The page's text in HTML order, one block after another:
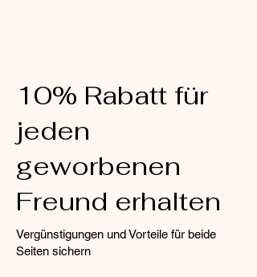
10% Rabatt für
jeden
geworbenen
Freund erhalten
Vergünstigungen und Vorteile für beide
Seiten sichern